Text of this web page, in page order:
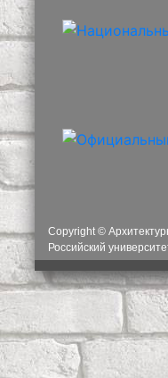
Copyright ©
Российский